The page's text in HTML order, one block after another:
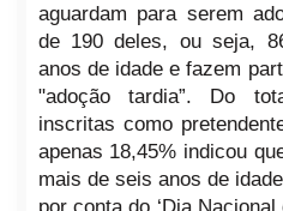
aguardam para serem
de 190 deles, ou seja,
anos de idade e fazem
"adoção tardia”. Do
inscritas como
apenas 18,45% indicou
mais de seis anos de